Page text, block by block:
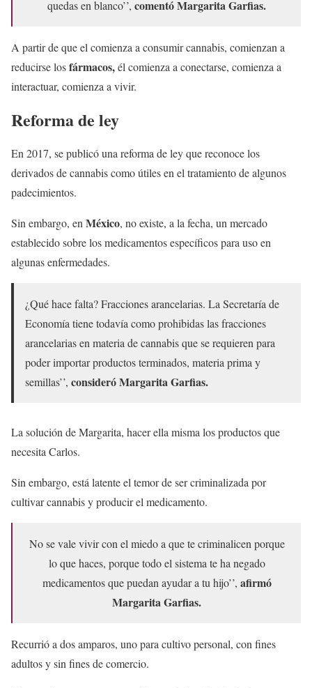
quedas en blanco’’, comentó Margarita Garfias.
A partir de que el comienza a consumir cannabis, comienzan a
reducirse losfármacos,él comienza a conectarse, comienza a
interactuar, comienza a vivir.
Reforma de ley
En 2017, se publicó una reforma de ley que reconoce los
derivados de cannabis como útiles en el tratamiento de algunos
padecimientos.
Sin embargo, en México, no existe, a la fecha, un mercado
establecido sobre los medicamentos específicos para uso en
algunas enfermedades.
¿Qué hace falta? Fracciones arancelarias. La Secretaría de
Economía tiene todavía como prohibidas las fracciones
arancelarias en materia de cannabis que se requieren para
poder importar productos terminados, materia prima y
semillas’’, consideró Margarita Garfias.
La solución de Margarita, hacer ella misma los productos que
necesita Carlos.
Sin embargo, está latente el temor de ser criminalizada por
cultivar cannabis y producir el medicamento.
No se vale vivir con el miedo a que te criminalicen porque
lo que haces, porque todo el sistema te ha negado
medicamentos que puedan ayudar a tu hijo’’, afirmó
Margarita Garfias.
Recurrió a dos amparos, uno para cultivo personal, con fines
adultos y sin fines de comercio.